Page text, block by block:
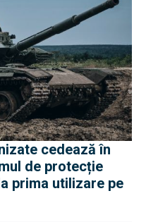
cedează în
de protecție
prima utilizare pe